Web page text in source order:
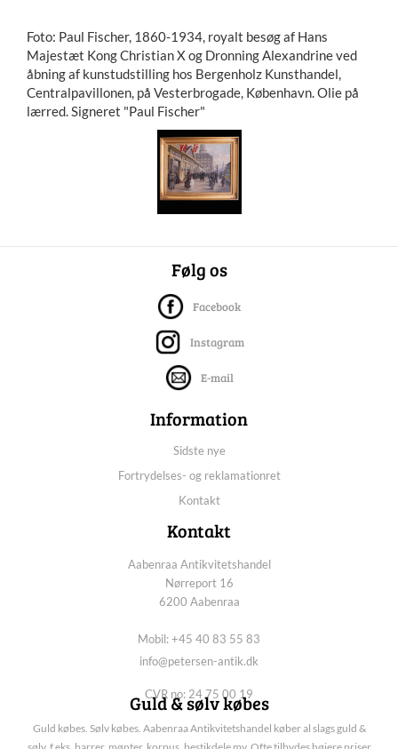
Foto: Paul Fischer, 1860-1934, royalt besøg af Hans
Majestæt Kong Christian X og Dronning Alexandrine ved
åbning af kunstudstilling hos Bergenholz Kunsthandel,
Centralpavillonen, på Vesterbrogade, København. Olie på
lærred. Signeret "Paul Fischer"
Følg os
Facebook
Instagram
E-mail
Information
Sidste nye
Fortrydelses- og reklamationret
Kontakt
Kontakt
Aabenraa Antikvitetshandel
Nørreport 16
6200 Aabenraa
Mobil: +45 40 83 55 83
info@petersen-antik.dk
CVR no: 24 75 00 19
Guld & sølv købes
Guld købes. Sølv købes. Aabenraa Antikvitetshandel køber al slags guld &